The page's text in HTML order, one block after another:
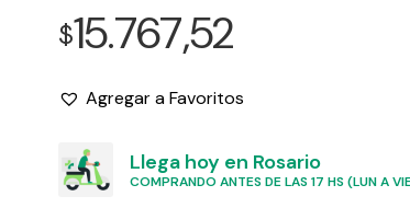
$15.767,52
Agregar a Favoritos
Llega hoy en Rosario
COMPRANDO ANTES DE LAS 17 HS (LUN A